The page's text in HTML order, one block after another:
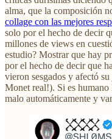
alma, que la composición
collage con las mejores
solo por el hecho de decir
millones de views en
estudio? Mostrar que hay
por el hecho de decir que
vieron sesgados y afectó
Monet real!). Si es
malo automáticamente y